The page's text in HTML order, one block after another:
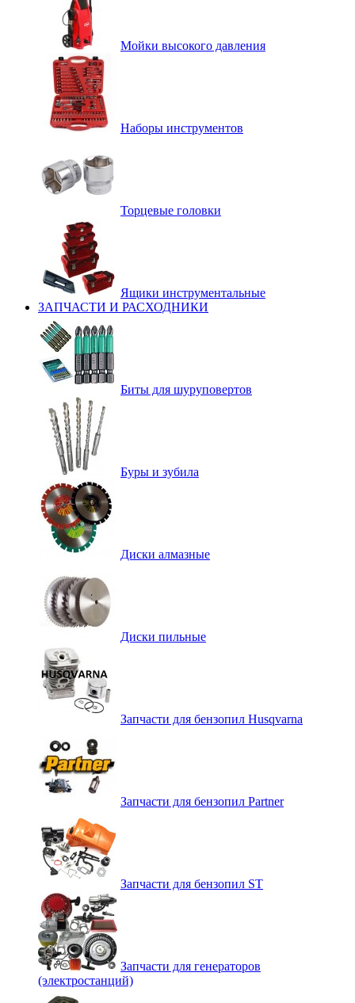
Мойки высокого давления
Наборы инструментов
Торцевые головки
Ящики инструментальные
ЗАПЧАСТИ И РАСХОДНИКИ
Биты для шуруповертов
Буры и зубила
Диски алмазные
Диски пильные
Запчасти для бензопил Husqvarna
Запчасти для бензопил Partner
Запчасти для бензопил ST
Запчасти для генераторов
(электростанций)